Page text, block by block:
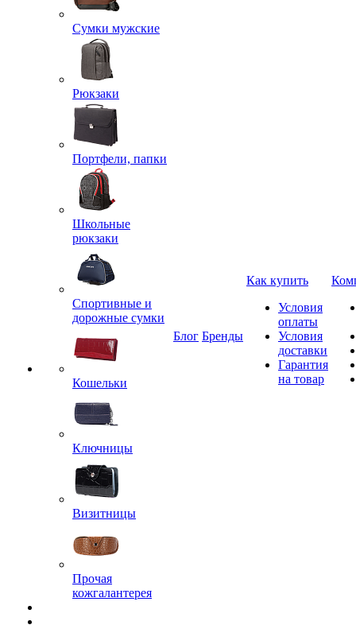
Сумки мужские
Рюкзаки
Портфели, папки
Школьные
рюкзаки
Спортивные и
дорожные сумки
Кошельки
Ключницы
Визитницы
Прочая
кожгалантерея
Блог Бренды
Как купить
Условия
оплаты
Условия
доставки
Гарантия
на товар